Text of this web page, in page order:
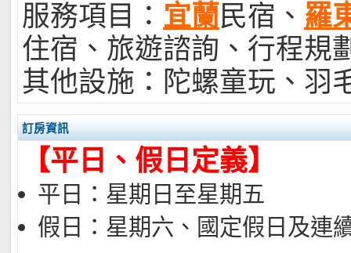
服務項目： 宜蘭民宿、 羅
住宿、旅遊諮詢、行程規
其他設施：陀螺童玩 、羽
訂房資訊
【平日、假日定義】
平日：星期日至星期五
假日：星期六、國定假日及連